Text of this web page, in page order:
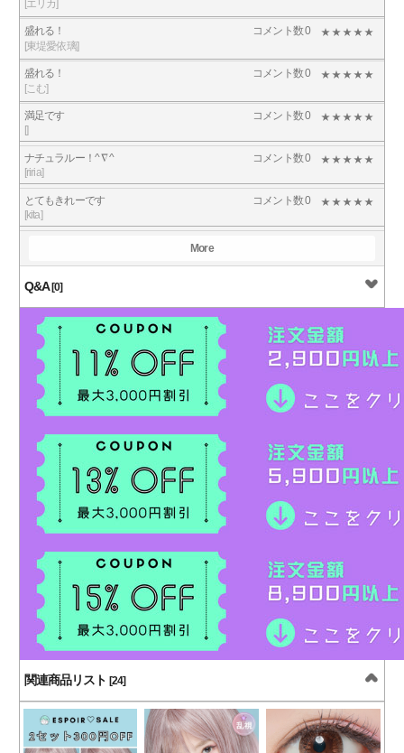
[エリカ]
盛れる！
[東堤愛依璃]
コメント数 0
盛れる！
[こむ]
コメント数 0
満足です
[]
コメント数 0
ナチュラルー！^ ∇ ^
[riria]
コメント数 0
とてもきれーです
[kita]
コメント数 0
More
Q&A [0]
関連商品リスト [24]